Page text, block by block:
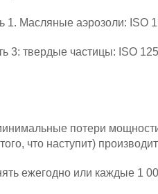
1. Масляные аэрозоли: ISO
3: твердые частицы: ISO
потери
что наступит)
ежегодно или каждые 1